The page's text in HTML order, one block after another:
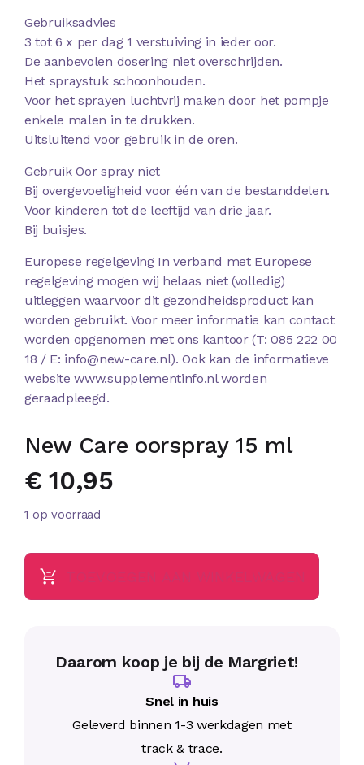
Gebruiksadvies
3 tot 6 x per dag 1 verstuiving in ieder oor.
De aanbevolen dosering niet overschrijden.
Het spraystuk schoonhouden.
Voor het sprayen luchtvrij maken door het pompje
enkele malen in te drukken.
Uitsluitend voor gebruik in de oren.
Gebruik Oor spray niet
Bij overgevoeligheid voor één van de bestanddelen.
Voor kinderen tot de leeftijd van drie jaar.
Bij buisjes.
Europese regelgeving In verband met Europese
regelgeving mogen wij helaas niet (volledig)
uitleggen waarvoor dit gezondheidsproduct kan
worden gebruikt. Voor meer informatie kan contact
worden opgenomen met ons kantoor (T: 085 222 00
18 / E: info@new-care.nl). Ook kan de informatieve
website www.supplementinfo.nl worden
geraadpleegd.
New Care oorspray 15 ml
€10,95
1 op voorraad
Daarom koop je bij de Margriet!
Snel in huis
Geleverd binnen 1-3 werkdagen met
track & trace.